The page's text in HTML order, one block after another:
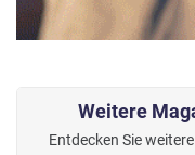
Weitere
Entdecken Sie